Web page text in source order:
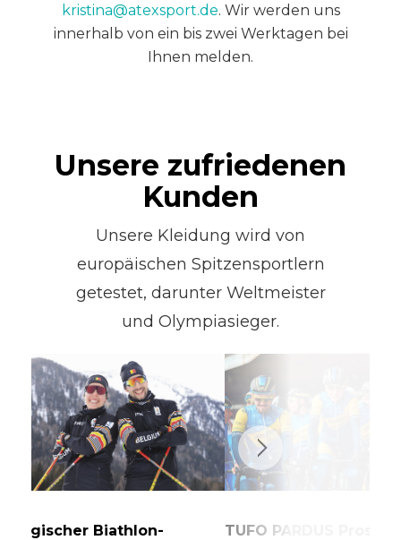
kristina@atexsport.de. Wir werden uns
innerhalb von ein bis zwei Werktagen bei
Ihnen melden.
Unsere zufriedenen
Kunden
Unsere Kleidung wird von
europäischen Spitzensportlern
getestet, darunter Weltmeister
und Olympiasieger.
Belgischer Biathlon-
TUFO PARDUS